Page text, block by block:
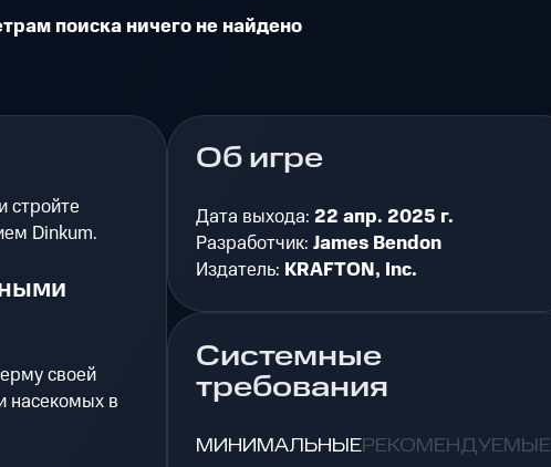
поиска ничего не найдено
стройте
Dinkum.
своей
насекомых в
Об игре
Дата выхода:22 апр. 2025 г.
Разработчик:James Bendon
Издатель: KRAFTON, Inc.
Системные
требования
МИНИМАЛЬНЫЕРЕКОМЕНДУЕМЫЕ